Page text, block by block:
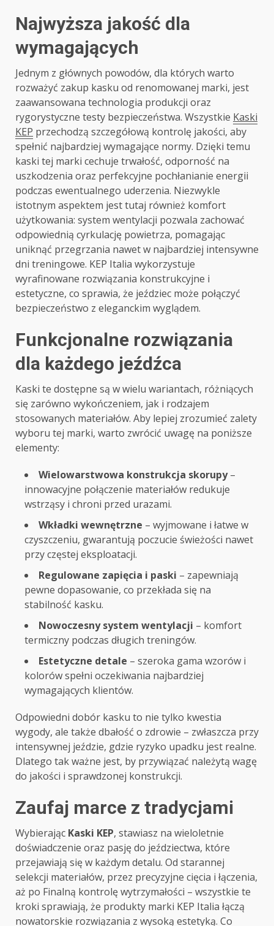
Najwyższa jakość dla
wymagających
Jednym z głównych powodów, dla których warto
rozważyć zakup kasku od renomowanej marki, jest
zaawansowana technologia produkcji oraz
rygorystyczne testy bezpieczeństwa. Wszystkie Kaski
KEP przechodzą szczegółową kontrolę jakości, aby
spełnić najbardziej wymagające normy. Dzięki temu
kaski tej marki cechuje trwałość, odporność na
uszkodzenia oraz perfekcyjne pochłanianie energii
podczas ewentualnego uderzenia. Niezwykle
istotnym aspektem jest tutaj również komfort
użytkowania: system wentylacji pozwala zachować
odpowiednią cyrkulację powietrza, pomagając
uniknąć przegrzania nawet w najbardziej intensywne
dni treningowe. KEP Italia wykorzystuje
wyrafinowane rozwiązania konstrukcyjne i
estetyczne, co sprawia, że jeździec może połączyć
bezpieczeństwo z eleganckim wyglądem.
Funkcjonalne rozwiązania
dla każdego jeźdźca
Kaski te dostępne są w wielu wariantach, różniących
się zarówno wykończeniem, jak i rodzajem
stosowanych materiałów. Aby lepiej zrozumieć zalety
wyboru tej marki, warto zwrócić uwagę na poniższe
elementy:
Wielowarstwowa konstrukcja skorupy–
innowacyjne połączenie materiałów redukuje
wstrząsy i chroni przed urazami.
Wkładki wewnętrzne – wyjmowane i łatwe w
czyszczeniu, gwarantują poczucie świeżości nawet
przy częstej eksploatacji.
Regulowane zapięcia i paski – zapewniają
pewne dopasowanie, co przekłada się na
stabilność kasku.
Nowoczesny system wentylacji – komfort
termiczny podczas długich treningów.
Estetyczne detale – szeroka gama wzorów i
kolorów spełni oczekiwania najbardziej
wymagających klientów.
Odpowiedni dobór kasku to nie tylko kwestia
wygody, ale także dbałość o zdrowie – zwłaszcza przy
intensywnej jeździe, gdzie ryzyko upadku jest realne.
Dlatego tak ważne jest, by przywiązać należytą wagę
do jakości i sprawdzonej konstrukcji.
Zaufaj marce z tradycjami
Wybierając Kaski KEP, stawiasz na wieloletnie
doświadczenie oraz pasję do jeździectwa, które
przejawiają się w każdym detalu. Od starannej
selekcji materiałów, przez precyzyjne cięcia i łączenia,
aż po Finalną kontrolę wytrzymałości – wszystkie te
kroki sprawiają, że produkty marki KEP Italia łączą
nowatorskie rozwiązania z wysoką estetyką. Co